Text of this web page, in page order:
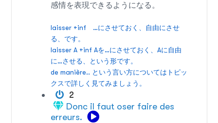
感情を表現できるようになる。
laisser +inf …にさせておく、自由にさせ
る、です。
laisser A +inf Aを…にさせておく、Aに自由
に…させる、という形です。
de manière.. という言い方についてはトピッ
クスで詳しく見てみましょう。
2
Donc il faut oser faire des
erreurs.